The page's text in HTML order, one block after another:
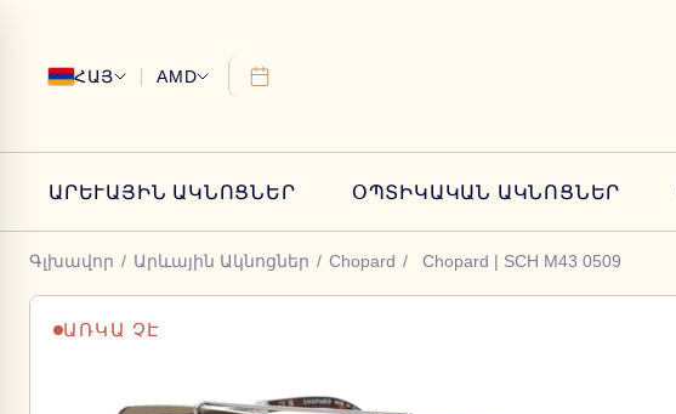
ՀԱՅ AMD
ԱՐԵՒԱՅԻՆ ԱԿՆՈՑՆԵՐ ՕՊՏԻԿԱԿԱՆ ԱԿՆՈՑՆԵՐ
Գլխավոր / Արևային Ակնոցներ / Chopard / Chopard | SCH M43 0509
ԱՌԿԱ ՉԷ